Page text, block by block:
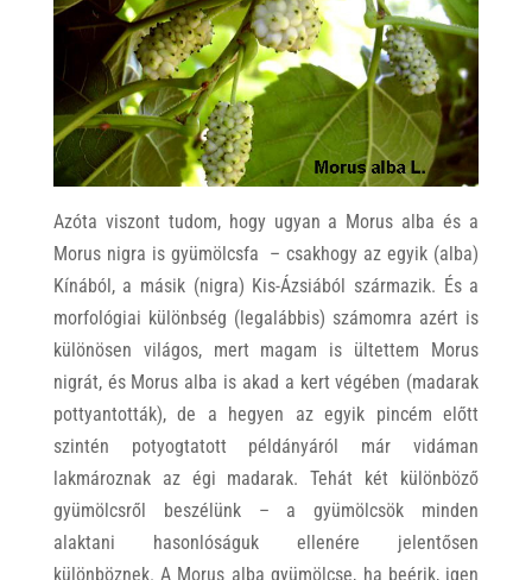
Azóta viszont tudom, hogy ugyan a Morus alba és a
Morus nigra is gyümölcsfa – csakhogy az egyik (alba)
Kínából, a másik (nigra) Kis-Ázsiából származik. És a
morfológiai különbség (legalábbis) számomra azért is
különösen világos, mert magam is ültettem Morus
nigrát, és Morus alba is akad a kert végében (madarak
pottyantották), de a hegyen az egyik pincém előtt
szintén potyogtatott példányáról már vidáman
lakmároznak az égi madarak. Tehát két különböző
gyümölcsről beszélünk – a gyümölcsök minden
alaktani hasonlóságuk ellenére jelentősen
különböznek. A Morus alba gyümölcse, ha beérik, igen